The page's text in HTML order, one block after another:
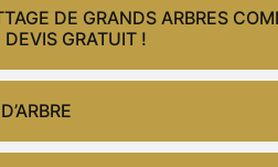
DE GRANDS ARBRES
DEVIS GRATUIT !